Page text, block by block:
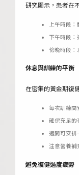
研究顯示，患者在
上午時段：
下午時段
傍晚時段：
休息與訓練的平衡
在密集的黃金期復
每次訓練間
確保充足的
週間可安排
注意營養補
避免復健過度疲勞